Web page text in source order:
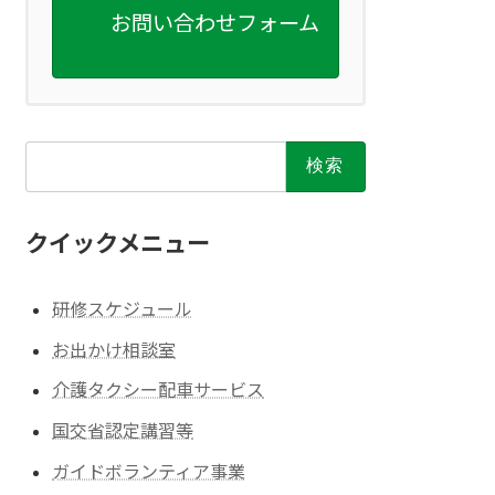
お問い合わせフォーム
クイックメニュー
研修スケジュール
お出かけ相談室
介護タクシー配車サービス
国交省認定講習等
ガイドボランティア事業